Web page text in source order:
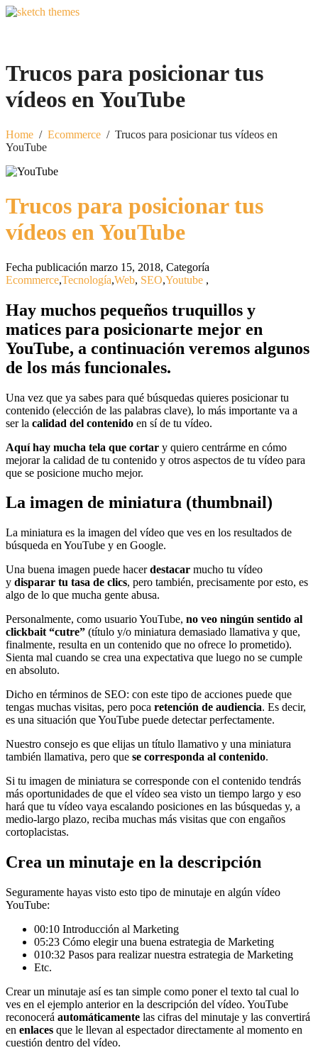
Trucos para posicionar tus
vídeos en YouTube
Home / Ecommerce / Trucos para posicionar tus vídeos en
YouTube
Trucos para posicionar tus
vídeos en YouTube
Fecha publicación marzo 15, 2018, Categoría
Ecommerce,Tecnología,Web, SEO,Youtube ,
Hay muchos pequeños truquillos y
matices para posicionarte mejor en
YouTube, a continuación veremos algunos
de los más funcionales.
Una vez que ya sabes para qué búsquedas quieres posicionar tu
contenido (elección de las palabras clave), lo más importante va a
ser la calidad del contenido en sí de tu vídeo.
Aquí hay mucha tela que cortar y quiero centrárme en cómo
mejorar la calidad de tu contenido y otros aspectos de tu vídeo para
que se posicione mucho mejor.
La imagen de miniatura (thumbnail)
La miniatura es la imagen del vídeo que ves en los resultados de
búsqueda en YouTube y en Google.
Una buena imagen puede hacerdestacar mucho tu vídeo
y disparar tu tasa de clics, pero también, precisamente por esto, es
algo de lo que mucha gente abusa.
Personalmente, como usuario YouTube, no veo ningún sentido al
clickbait “cutre” (título y/o miniatura demasiado llamativa y que,
finalmente, resulta en un contenido que no ofrece lo prometido).
Sienta mal cuando se crea una expectativa que luego no se cumple
en absoluto.
Dicho en términos de SEO: con este tipo de acciones puede que
tengas muchas visitas, pero poca retención de audiencia. Es decir,
es una situación que YouTube puede detectar perfectamente.
Nuestro consejo es que elijas un título llamativo y una miniatura
también llamativa, pero que se corresponda al contenido.
Si tu imagen de miniatura se corresponde con el contenido tendrás
más oportunidades de que el vídeo sea visto un tiempo largo y eso
hará que tu vídeo vaya escalando posiciones en las búsquedas y, a
medio-largo plazo, reciba muchas más visitas que con engaños
cortoplacistas.
Crea un minutaje en la descripción
Seguramente hayas visto esto tipo de minutaje en algún vídeo
YouTube:
00:10 Introducción al Marketing
05:23 Cómo elegir una buena estrategia de Marketing
010:32 Pasos para realizar nuestra estrategia de Marketing
Etc.
Crear un minutaje así es tan simple como poner el texto tal cual lo
ves en el ejemplo anterior en la descripción del vídeo. YouTube
reconocerá automáticamente las cifras del minutaje y las convertirá
en enlaces que le llevan al espectador directamente al momento en
cuestión dentro del vídeo.